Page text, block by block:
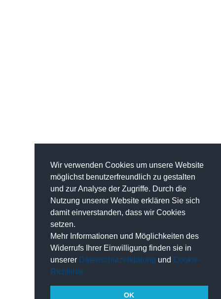
Wir verwenden Cookies um unsere Website
möglichst benutzerfreundlich zu gestalten
und zur Analyse der Zugriffe. Durch die
Nutzung unserer Website erklären Sie sich
damit einverstanden, dass wir Cookies
setzen.
Mehr Informationen und Möglichkeiten des
Widerrufs Ihrer Einwilligung finden sie in
unserer Datenschutzerklärung und Cookie-
Richtlinie
OK